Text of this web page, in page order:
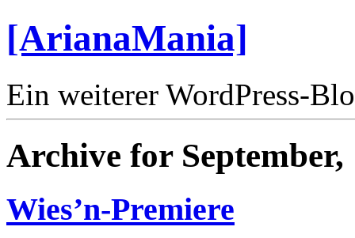
[ArianaMania]
Ein weiterer WordPress-
Archive for September,
Wies’n-Premiere